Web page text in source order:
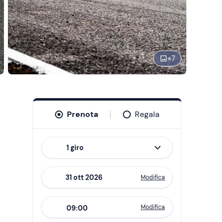
+7
Prenota Regala
1 giro
forward
to
Modifica
09:00 Modifica